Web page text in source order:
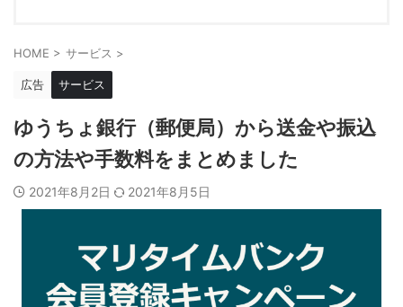
HOME > サービス >
広告 サービス
ゆうちょ銀行（郵便局）から送金や振込
の方法や手数料をまとめました
2021年8月2日 2021年8月5日